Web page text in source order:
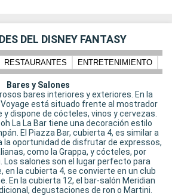
DEL DISNEY FANTASY
RESTAURANTES ENTRETENIMIENTO
Bares y Salones
bares interiores y exteriores. En la
Voyage está situado frente al mostrador
y dispone de cócteles, vinos y cervezas.
La La Bar tiene una decoración estilo
El Piazza Bar, cubierta 4, es similar a
la oportunidad de disfrutar de expressos,
como la Grappa, y cócteles, por
Los salones son el lugar perfecto para
en la cubierta 4, se convierte en un club
En la cubierta 12, el bar-salón Meridian
degustaciones de ron o Martini.